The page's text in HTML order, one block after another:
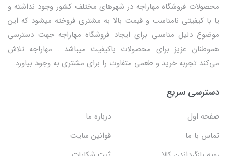
محصولات فروشگاه مهاراجه در شهرهای مختلف کشور وجود نداشته و
یا با کیفیتی نامناسب و قیمت بالا به مشتری فروخته میشود که این
موضوع دلیل مناسبی برای ایجاد فروشگاه مهاراجه جهت دسترسی
هموطنان عزیز برای محصولات باکیفیت میباشد . مهاراجه تلاش
می‌کند تجربه خرید و طعمی متفاوت را برای مشتری به وجود بیاورد.
دسترسی سریع
صفحه اول
درباره ما
تماس با ما
قوانین سایت